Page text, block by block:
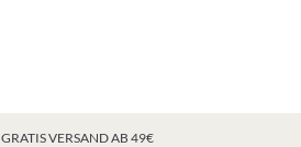
GRATIS VERSAND AB 49€